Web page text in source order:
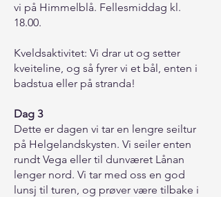
vi på Himmelblå. Fellesmiddag kl.
18.00.
Kveldsaktivitet: Vi drar ut og setter
kveiteline, og så fyrer vi et bål, enten i
badstua eller på stranda!
Dag 3
Dette er dagen vi tar en lengre seiltur
på Helgelandskysten. Vi seiler enten
rundt Vega eller til dunværet Lånan
lenger nord. Vi tar med oss en god
lunsj til turen, og prøver være tilbake i